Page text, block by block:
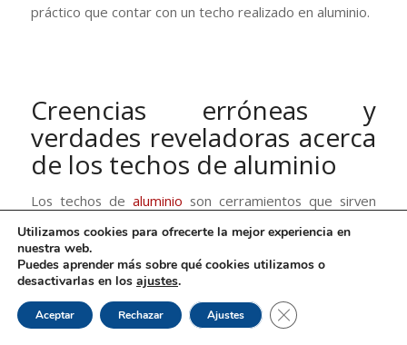
práctico que contar con un techo realizado en aluminio.
Creencias erróneas y
verdades reveladoras acerca
de los techos de aluminio
Los techos de aluminio son cerramientos que sirven
para proteger ante casos de extrema calidez o lluvia.
Son muy prácticos, sencillos de colocar y muy elegantes.
Sin embargo, en Tacema encontramos muchas
reticencias sobre los mismos. En muchas ocasiones, no
relacionadas con la estructura en sí; si no con el material
Utilizamos cookies para ofrecerte la mejor experiencia en
nuestra web.
Puedes aprender más sobre qué cookies utilizamos o
desactivarlas en los ajustes.
Aceptar Rechazar Ajustes Cerrar el banner de